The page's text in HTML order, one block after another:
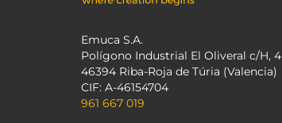
Emuca S.A.
Polígono Industrial El Oliveral c/H, 4
46394 Riba-Roja de Túria (Valencia)
CIF: A-46154704
961 667 019